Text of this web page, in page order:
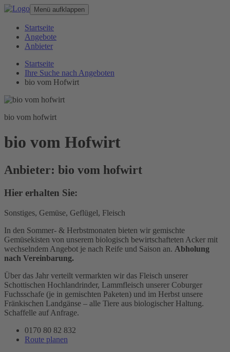
Menü aufklappen
Startseite
Angebote
Anbieter
Startseite
Ihre Suche nach Angeboten
bio vom Hofwirt
bio vom hofwirt
bio vom Hofwirt
Anbieter: bio vom hofwirt
Hier erhalten Sie:
Sonstiges, Gemüse, Geflügel, Fleisch
In den Sommer- & Herbstmonaten bieten wir gemischte
Gemüsekisten von unserem biologisch bewirtschafteten Acker mit
wechselndem Angebot je nach Reife und Saison an. Abholung
nach Vereinbarung.
Über das Jahr verteilt vermarkten wir das Fleisch unserer
Schottischen Hochlandrinder, Lammfleisch unserer Coburger
Fuchsschafe (je in gemischten Paketen) und im Herbst unsere
Fränkischen Landgänse – alle Tiere aus biologischer Haltung.
Schaffelle auf Anfrage.
0170 80 82 832
Route planen